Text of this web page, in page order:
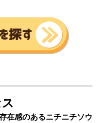
在感のあるニチニチソウ